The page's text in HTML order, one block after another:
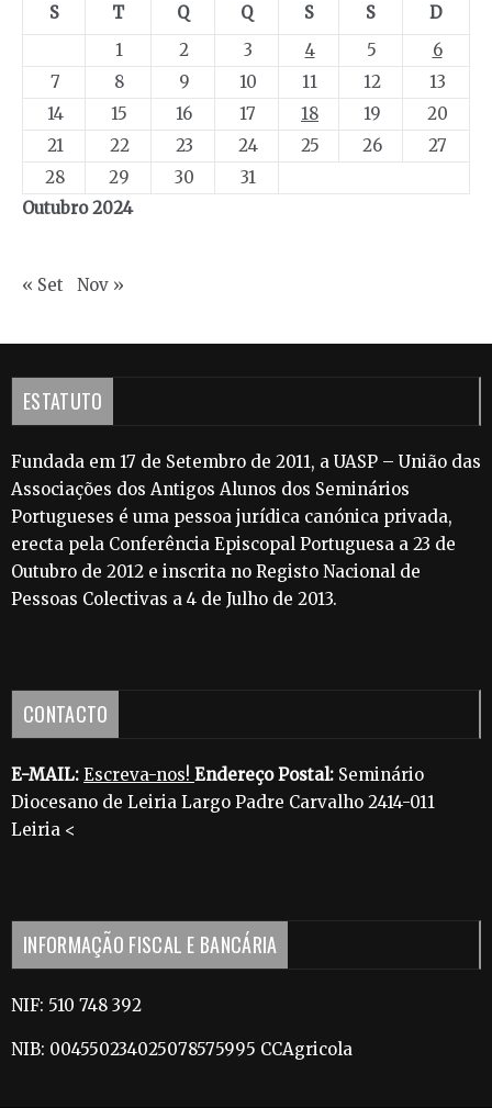
Outubro 2024
S T Q Q S S
D
1
2 3 4 5
6
7
8 9 10 11 12
13
14
15 16 17 18 19
20
21
22 23 24 25 26
27
28
29 30 31
« Set Nov »
ESTATUTO
Fundada em 17 de Setembro de 2011, a UASP – União das
Associações dos Antigos Alunos dos Seminários
Portugueses é uma pessoa jurídica canónica privada,
erecta pela Conferência Episcopal Portuguesa a 23 de
Outubro de 2012 e inscrita no Registo Nacional de
Pessoas Colectivas a 4 de Julho de 2013.
CONTACTO
E-MAIL: Escreva-nos! Endereço Postal: Seminário
Diocesano de Leiria Largo Padre Carvalho 2414-011
Leiria <
INFORMAÇÃO FISCAL E BANCÁRIA
NIF: 510 748 392
NIB: 004550234025078575995 CCAgricola